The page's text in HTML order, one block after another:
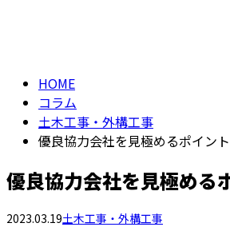
HOME
コラム
土木工事・外構工事
優良協力会社を見極めるポイント
優良協力会社を見極める
2023.03.19土木工事・外構工事